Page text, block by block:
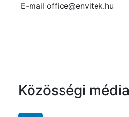
E-mail office@envitek.hu
Közösségi média